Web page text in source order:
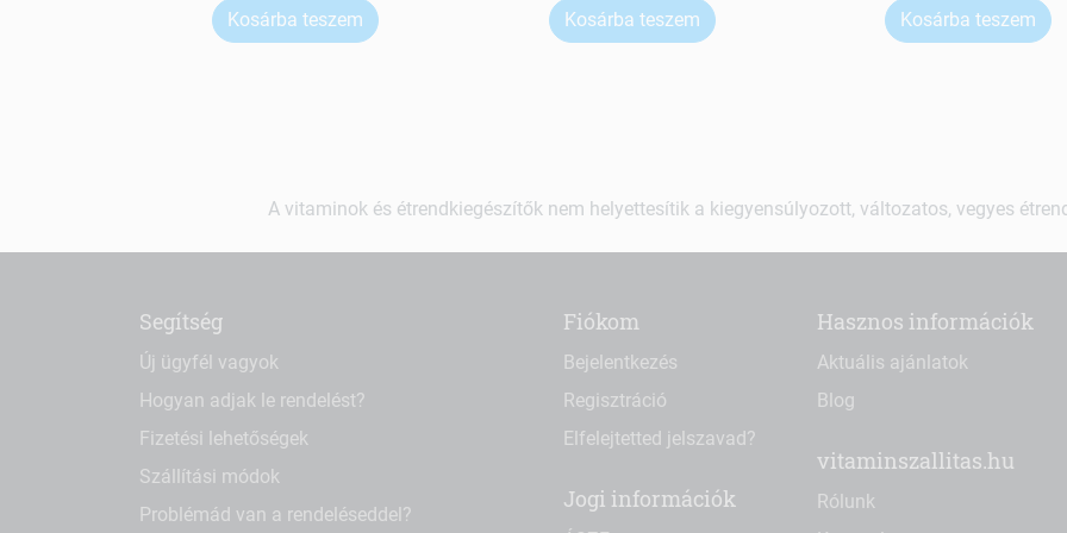
Kosárba teszem Kosárba teszem Kosárba teszem
A vitaminok és étrendkiegészítők nem helyettesítik a kiegyensúlyozott, változatos, vegyes
Segítség
Új ügyfél vagyok
Hogyan adjak le rendelést?
Fizetési lehetőségek
Szállítási módok
Problémád van a rendeléseddel?
Fiókom
Bejelentkezés
Regisztráció
Elfelejtetted jelszavad?
Jogi információk
Hasznos információk
Aktuális ajánlatok
Blog
vitaminszallitas.hu
Rólunk